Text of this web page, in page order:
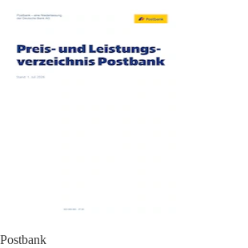
Postbank